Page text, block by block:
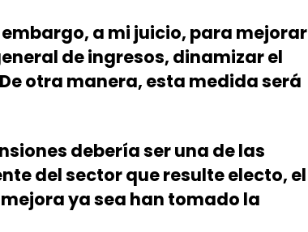
a mi juicio, para mejorar
de ingresos, dinamizar el
otra manera, esta medida será
debería ser una de las
del sector que resulte electo, el
ya sea han tomado la